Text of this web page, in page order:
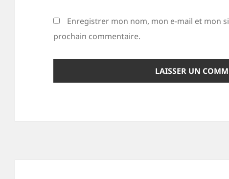
Enregistrer mon nom, mon e-mail et mon
prochain commentaire.